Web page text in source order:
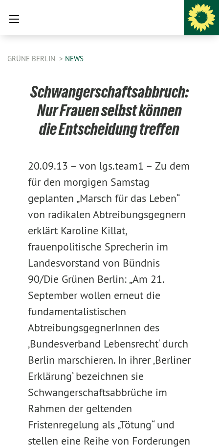
GRÜNE BERLIN NEWS
Schwangerschaftsabbruch:
Nur Frauen selbst können
die Entscheidung treffen
20.09.13 – von lgs.team1 – Zu dem
für den morgigen Samstag
geplanten „Marsch für das Leben“
von radikalen Abtreibungsgegnern
erklärt Karoline Killat,
frauenpolitische Sprecherin im
Landesvorstand von Bündnis
90/Die Grünen Berlin: „Am 21.
September wollen erneut die
fundamentalistischen
AbtreibungsgegnerInnen des
‚Bundesverband Lebensrecht‘ durch
Berlin marschieren. In ihrer ‚Berliner
Erklärung‘ bezeichnen sie
Schwangerschaftsabbrüche im
Rahmen der geltenden
Fristenregelung als „Tötung“ und
stellen eine Reihe von Forderungen